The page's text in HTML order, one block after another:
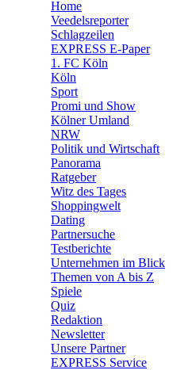
🛒 Shoppingwelt
Home
Veedelsreporter
Schlagzeilen
EXPRESS E-Paper
1. FC Köln
Köln
Sport
Promi und Show
Kölner Umland
NRW
Politik und Wirtschaft
Panorama
Ratgeber
Witz des Tages
Shoppingwelt
Dating
Partnersuche
Testberichte
Unternehmen im Blick
Themen von A bis Z
Spiele
Quiz
Redaktion
Newsletter
Unsere Partner
EXPRESS Service